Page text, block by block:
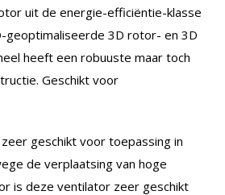
uit de energie-efficiëntie-klasse
geoptimaliseerde 3D rotor- en 3D
heeft een robuuste maar toch
Geschikt voor
geschikt voor toepassing in
de verplaatsing van hoge
is deze ventilator zeer geschikt